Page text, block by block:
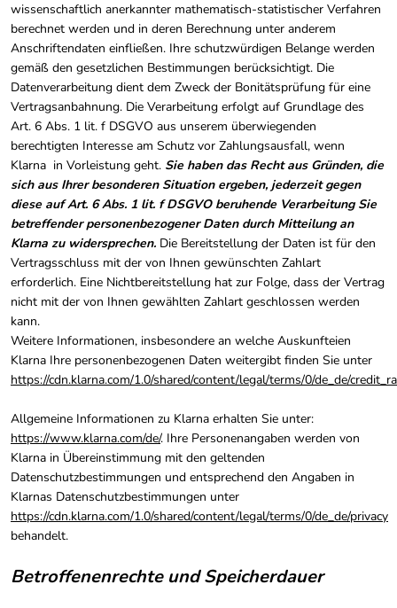
wissenschaftlich anerkannter mathematisch-statistischer Verfahren
berechnet werden und in deren Berechnung unter anderem
Anschriftendaten einfließen. Ihre schutzwürdigen Belange werden
gemäß den gesetzlichen Bestimmungen berücksichtigt. Die
Datenverarbeitung dient dem Zweck der Bonitätsprüfung für eine
Vertragsanbahnung. Die Verarbeitung erfolgt auf Grundlage des
Art. 6 Abs. 1 lit. f DSGVO aus unserem überwiegenden
berechtigten Interesse am Schutz vor Zahlungsausfall, wenn
Klarna in Vorleistung geht. Sie haben das Recht aus Gründen, die
sich aus Ihrer besonderen Situation ergeben, jederzeit gegen
diese auf Art. 6 Abs. 1 lit. f DSGVO beruhende Verarbeitung Sie
betreffender personenbezogener Daten durch Mitteilung an
Klarna zu widersprechen. Die Bereitstellung der Daten ist für den
Vertragsschluss mit der von Ihnen gewünschten Zahlart
erforderlich. Eine Nichtbereitstellung hat zur Folge, dass der Vertrag
nicht mit der von Ihnen gewählten Zahlart geschlossen werden
kann.
Weitere Informationen, insbesondere an welche Auskunfteien
Klarna Ihre personenbezogenen Daten weitergibt finden Sie unter
https://cdn.klarna.com/1.0/shared/content/legal/terms/0/de_de/
Allgemeine Informationen zu Klarna erhalten Sie unter:
https://www.klarna.com/de/. Ihre Personenangaben werden von
Klarna in Übereinstimmung mit den geltenden
Datenschutzbestimmungen und entsprechend den Angaben in
Klarnas Datenschutzbestimmungen unter
https://cdn.klarna.com/1.0/shared/content/legal/terms/0/de_de/privacy
behandelt.
Betroffenenrechte und Speicherdauer